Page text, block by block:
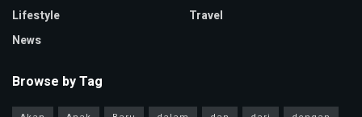
Lifestyle
News
Travel
Browse by Tag